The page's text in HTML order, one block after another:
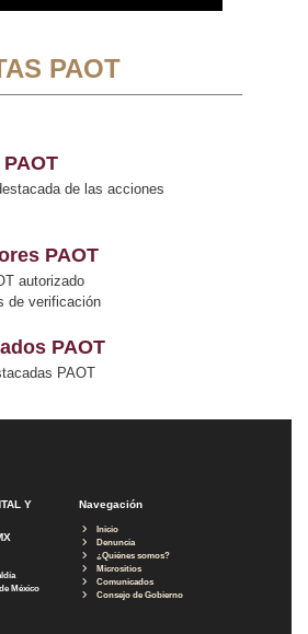
PAOT
de las acciones
PAOT
autorizado
de verificación
PAOT
PAOT
Y
México
Navegación
Inicio
Denuncia
¿Quiénes somos?
Micrositios
Comunicados
Consejo de Gobierno